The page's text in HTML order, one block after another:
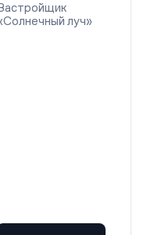
луч»